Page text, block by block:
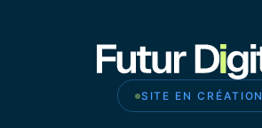
SITE EN CRÉATION